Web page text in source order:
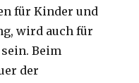
für Kinder und
wird auch für
Beim
der